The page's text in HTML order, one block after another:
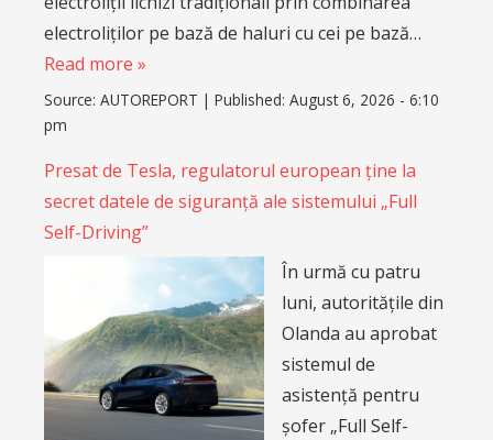
electroliților pe bază de haluri cu cei pe bază…
Read more »
Source: AUTOREPORT | Published: August 6, 2026 - 6:10
pm
Presat de Tesla, regulatorul european ține la
secret datele de siguranță ale sistemului „Full
Self-Driving”
În urmă cu patru
luni, autoritățile din
Olanda au aprobat
sistemul de
asistență pentru
șofer „Full Self-